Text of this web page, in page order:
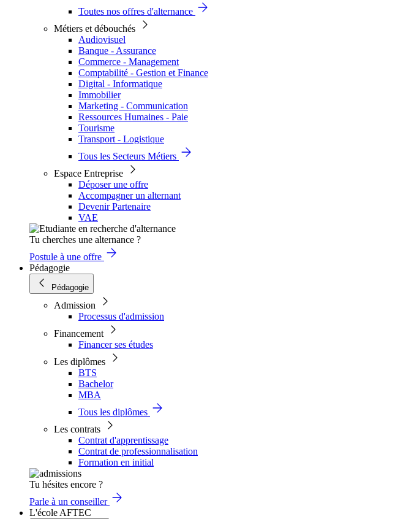
Toutes nos offres d'alternance
Métiers et débouchés
Audiovisuel
Banque - Assurance
Commerce - Management
Comptabilité - Gestion et Finance
Digital - Informatique
Immobilier
Marketing - Communication
Ressources Humaines - Paie
Tourisme
Transport - Logistique
Tous les Secteurs Métiers
Espace Entreprise
Déposer une offre
Accompagner un alternant
Devenir Partenaire
VAE
Tu cherches une alternance ?
Postule à une offre
Pédagogie
Pédagogie
Admission
Processus d'admission
Financement
Financer ses études
Les diplômes
BTS
Bachelor
MBA
Tous les diplômes
Les contrats
Contrat d'apprentissage
Contrat de professionnalisation
Formation en initial
Tu hésites encore ?
Parle à un conseiller
L'école AFTEC